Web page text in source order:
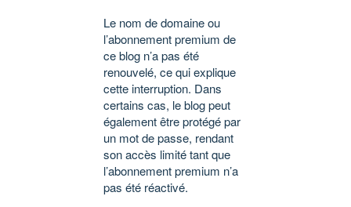
Le nom de domaine ou
l’abonnement premium de
ce blog n’a pas été
renouvelé, ce qui explique
cette interruption. Dans
certains cas, le blog peut
également être protégé par
un mot de passe, rendant
son accès limité tant que
l’abonnement premium n’a
pas été réactivé.